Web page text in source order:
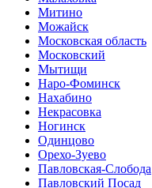
Митино
Можайск
Московская область
Московский
Мытищи
Наро-Фоминск
Нахабино
Некрасовка
Ногинск
Одинцово
Орехо-Зуево
Павловская-Слобода
Павловский Посад